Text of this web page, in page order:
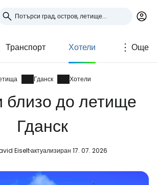
Транспорт Хотели Още
Гданск Хотели
близо до летище
Гданск
Eiseltактуализиран 17. 07. 2026
в Cestee
общност на туристите
Продължете с Google
Продължете с Facebook